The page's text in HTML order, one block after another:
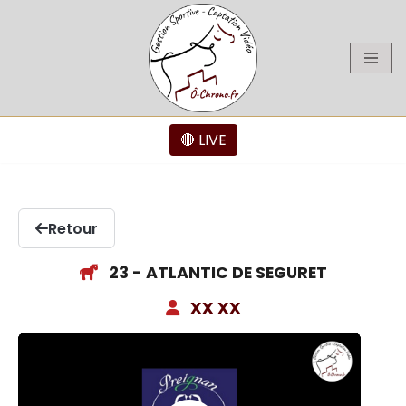
🔴 LIVE
Retour
23 - ATLANTIC DE SEGURET
XX XX